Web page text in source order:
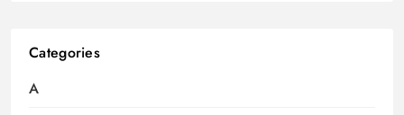
Categories
A